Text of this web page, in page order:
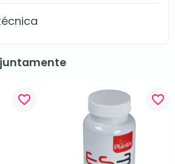
favorite_border favorite_border